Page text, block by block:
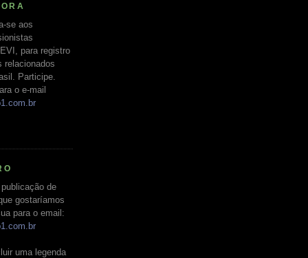
se aos
para registro
relacionados
Participe.
o e-mail
de
gostaríamos
para o email:
uma legenda